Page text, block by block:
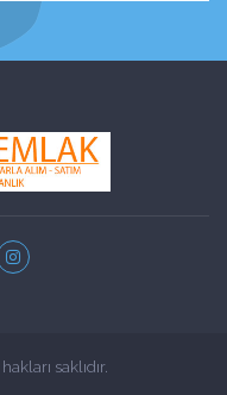
saklıdır.